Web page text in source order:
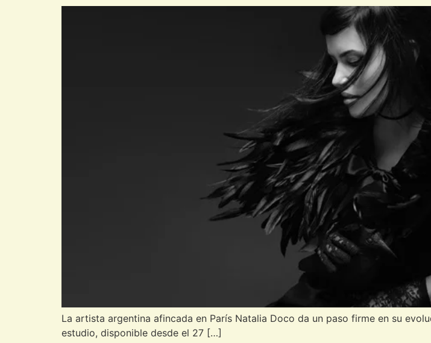
La artista argentina afincada en París Natalia Doco da un paso firme en su
estudio, disponible desde el 27 […]